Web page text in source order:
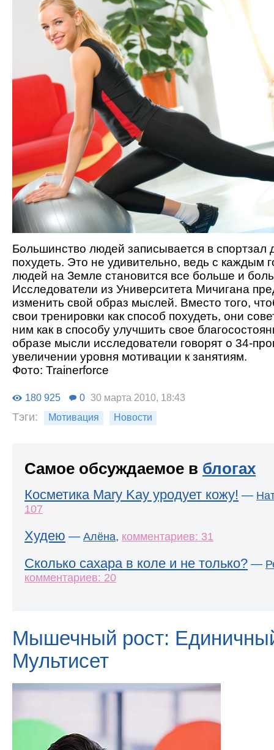
Большинство людей записывается в спортзал
похудеть. Это не удивительно, ведь с каждым
людей на Земле становится все больше и
Исследователи из Университета Мичигана
изменить свой образ мыслей. Вместо того,
свои тренировки как способ похудеть, они
ним как в способу улучшить свое
образе мысли исследователи говорят о 34-
увеличении уровня мотивации к занятиям.
Фото: Trainerforce
180 925 0 30 марта 2010, 18:43
Тэги: Мотивация Новости
Самое обсуждаемое в блогах
Косметика Mary Kay уродует кожу! —
107
Худею — Алёна, комментариев: 31
Сколько сахара в коле и не только? —
комментариев: 20
Мышечный рост:
Мультисет